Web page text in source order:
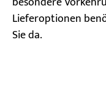
Lieferoptionen
Sie da.